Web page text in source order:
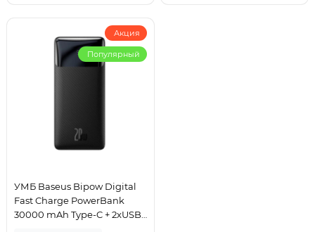
Акция
Популярный
УМБ Baseus Bipow Digital
Fast Charge PowerBank
30000 mAh Type-C + 2xUSB